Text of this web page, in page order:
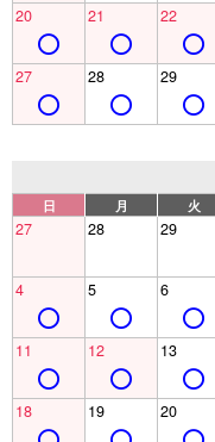
20 21 22
27 28 29
日 月 火
27 28 29
4 5 6
11 12 13
18 19 20